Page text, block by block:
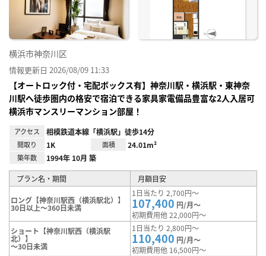
横浜市神奈川区
情報更新日 2026/08/09 11:33
【オートロック付・宅配ボックス有】神奈川駅・横浜駅・東神奈
川駅へ徒歩圏内の格安で宿泊できる家具家電備品豊富な2人入居可
横浜市マンスリーマンション部屋！
アクセス 相模鉄道本線「横浜駅」徒歩14分
間取り 1K 面積 24.01m²
築年数 1994年 10月 築
プラン名・期間 月額目安
ロング【神奈川駅西（横浜駅北）】
30日以上～360日未満
1日当たり 2,700円～
107,400 円/月～
初期費用他 22,000円～
ショート【神奈川駅西（横浜駅
北）】
～30日未満
1日当たり 2,800円～
110,400 円/月～
初期費用他 16,500円～